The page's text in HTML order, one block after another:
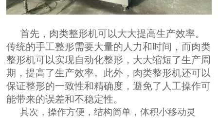
首先，肉类整形机可以大大提高生产效率。
传统的手工整形需要大量的人力和时间，而肉类
整形机可以实现自动化整形，大大缩短了生产周
期，提高了生产效率。此外，肉类整形机还可以
保证整形的一致性和精确度，避免了人工操作可
能带来的误差和不稳定性。
其次，操作方便，结构简单，体积小移动灵